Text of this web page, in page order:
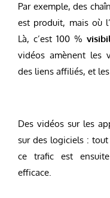
Par exemple, des
est produit, mais où
Là, c’est 100 %
vidéos amènent les
des liens affiliés, et
Des vidéos sur les
sur des logiciels :
ce trafic est
efficace.